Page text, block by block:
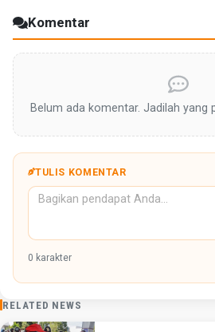
Komentar
Belum ada komentar. Jadilah yang
TULIS KOMENTAR
0 karakter
RELATED NEWS